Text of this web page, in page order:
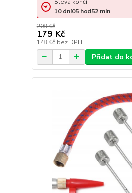
208 Kč
179 Kč
148 Kč bez DPH
Sleva končí:
10 dní05 hod52 min
Přidat do